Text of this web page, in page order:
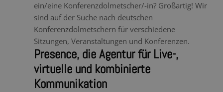
ein/eine Konferenzdolmetscher/-in? Großartig! Wir
sind auf der Suche nach deutschen
Konferenzdolmetschern für verschiedene
Sitzungen, Veranstaltungen und Konferenzen.
Presence, die Agentur für Live-,
virtuelle und kombinierte
Kommunikation